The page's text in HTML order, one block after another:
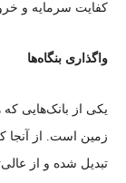
کفایت سرمایه و
واگذاری بنگاه‌ها
یکی از بانک‌هایی که
زمین است. از آنجا
تبدیل شده و از